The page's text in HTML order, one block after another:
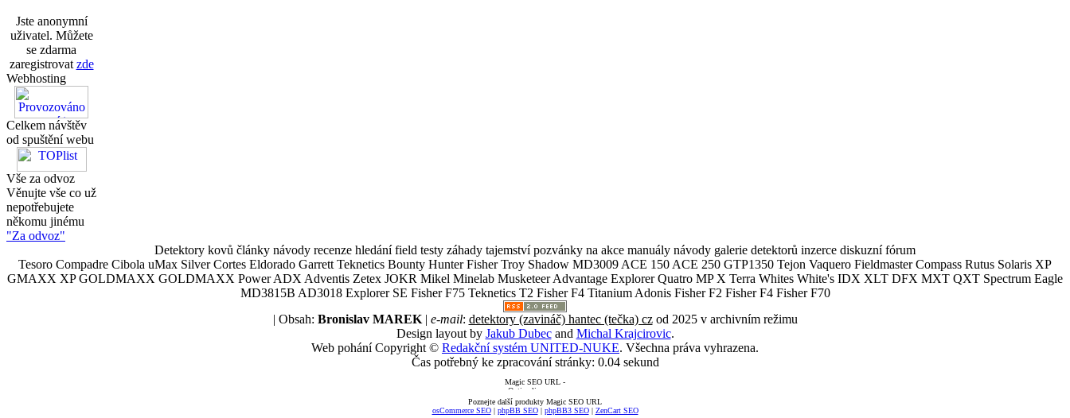
Jste anonymní
uživatel. Můžete
se zdarma
zaregistrovat zde
Webhosting
Celkem návštěv
od spuštění webu
Vše za odvoz
Věnujte vše co už
nepotřebujete
někomu jinému
"Za odvoz"
Detektory kovů články návody recenze hledání field testy záhady tajemství pozvánky na akce manuály návody galerie detektorů inzerce diskuzní fórum
Tesoro Compadre Cibola uMax Silver Cortes Eldorado Garrett Teknetics Bounty Hunter Fisher Troy Shadow MD3009 ACE 150 ACE 250 GTP1350 Tejon Vaquero Fieldmaster Compass Rutus Solaris XP
GMAXX XP GOLDMAXX GOLDMAXX Power ADX Adventis Zetex JOKR Mikel Minelab Musketeer Advantage Explorer Quatro MP X Terra Whites White's IDX XLT DFX MXT QXT Spectrum Eagle
MD3815B AD3018 Explorer SE Fisher F75 Teknetics T2 Fisher F4 Titanium Adonis Fisher F2 Fisher F4 Fisher F70
| Obsah: Bronislav MAREK| e-mail: detektory (zavináč) hantec (tečka) czod 2025 v archivním režimu
Design layout by Jakub Dubecand Michal Krajcirovic.
Web pohání Copyright © Redakční systém UNITED-NUKE. Všechna práva vyhrazena.
Čas potřebný ke zpracování stránky: 0.04 sekund
Poznejte další produkty Magic SEO URL
osCommerce SEO| phpBB SEO| phpBB3 SEO| ZenCart SEO